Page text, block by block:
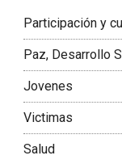
Participación y
Paz, Desarrollo
Jovenes
Victimas
Salud